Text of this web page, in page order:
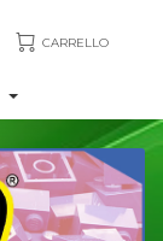
CARRELLO